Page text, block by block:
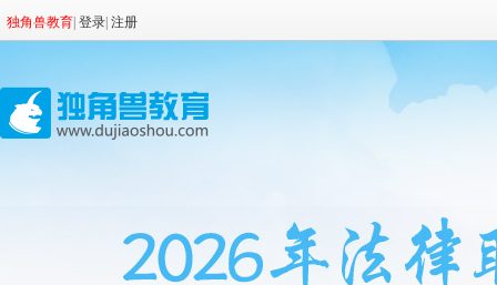
独角兽教育| 登录| 注册